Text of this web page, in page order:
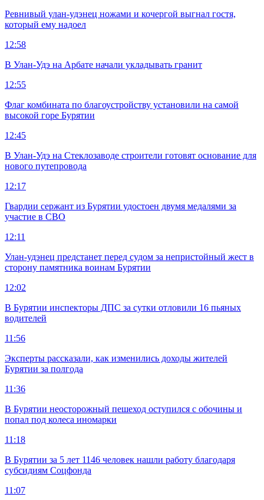
Ревнивый улан-удэнец ножами и кочергой выгнал гостя,
который ему надоел
12:58
В Улан-Удэ на Арбате начали укладывать гранит
12:55
Флаг комбината по благоустройству установили на самой
высокой горе Бурятии
12:45
В Улан-Удэ на Стеклозаводе строители готовят основание для
нового путепровода
12:17
Гвардии сержант из Бурятии удостоен двумя медалями за
участие в СВО
12:11
Улан-удэнец предстанет перед судом за непристойный жест в
сторону памятника воинам Бурятии
12:02
В Бурятии инспекторы ДПС за сутки отловили 16 пьяных
водителей
11:56
Эксперты рассказали, как изменились доходы жителей
Бурятии за полгода
11:36
В Бурятии неосторожный пешеход оступился с обочины и
попал под колеса иномарки
11:18
В Бурятии за 5 лет 1146 человек нашли работу благодаря
субсидиям Соцфонда
11:07